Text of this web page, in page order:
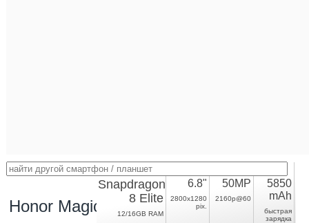
Honor Magic7 Pro
Snapdragon
8 Elite
12/16GB RAM
6.8"
2800x1280
pix.
50MP
2160p@60
5850
mAh
быстрая
зарядка